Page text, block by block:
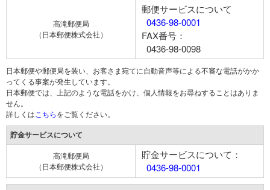
高滝郵便局
（日本郵便株式会社）
郵便サービスについて
0436-98-0001
FAX番号：
0436-98-0098
日本郵便や郵便局を装い、お客さま宛てに自動音声等による不審な電話がかか
ってくる事案が発生しています。
日本郵便では、上記のような電話をかけ、個人情報をお尋ねすることはありま
せん。
詳しくは こちらをご覧ください。
貯金サービスについて
高滝郵便局
（日本郵便株式会社）
貯金サービスについて：
0436-98-0001